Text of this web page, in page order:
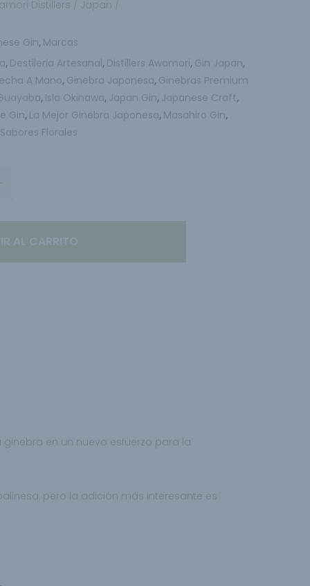
Distillers / Japan /
Gin, Marcas
, Destileria Artesanal, Distillers Awamori, Gin Japan,
A Mano, Ginebra Japonesa, Ginebras Premium
, Isla Okinawa, Japan Gin, Japanese Craft,
Gin, La Mejor Ginebra Japonesa, Masahiro Gin,
Sabores Florales
AL CARRITO
en un nuevo esfuerzo para la
pero la adición más interesante es